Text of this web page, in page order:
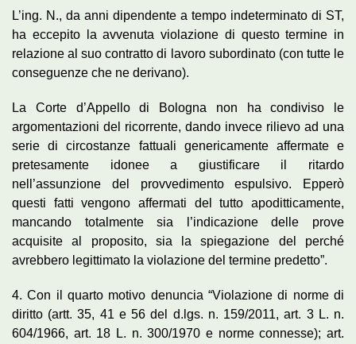
L’ing. N., da anni dipendente a tempo indeterminato di ST,
ha eccepito la avvenuta violazione di questo termine in
relazione al suo contratto di lavoro subordinato (con tutte le
conseguenze che ne derivano).
La Corte d’Appello di Bologna non ha condiviso le
argomentazioni del ricorrente, dando invece rilievo ad una
serie di circostanze fattuali genericamente affermate e
pretesamente idonee a giustificare il ritardo
nell’assunzione del provvedimento espulsivo. Epperò
questi fatti vengono affermati del tutto apoditticamente,
mancando totalmente sia l’indicazione delle prove
acquisite al proposito, sia la spiegazione del perché
avrebbero legittimato la violazione del termine predetto”.
4. Con il quarto motivo denuncia “Violazione di norme di
diritto (artt. 35, 41 e 56 del d.lgs. n. 159/2011, art. 3 L. n.
604/1966, art. 18 L. n. 300/1970 e norme connesse); art.